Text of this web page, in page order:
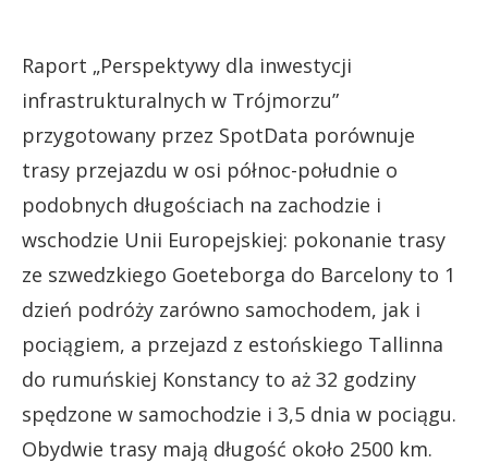
Raport „Perspektywy dla inwestycji
infrastrukturalnych w Trójmorzu”
przygotowany przez SpotData porównuje
trasy przejazdu w osi północ-południe o
podobnych długościach na zachodzie i
wschodzie Unii Europejskiej: pokonanie trasy
ze szwedzkiego Goeteborga do Barcelony to 1
dzień podróży zarówno samochodem, jak i
pociągiem, a przejazd z estońskiego Tallinna
do rumuńskiej Konstancy to aż 32 godziny
spędzone w samochodzie i 3,5 dnia w pociągu.
Obydwie trasy mają długość około 2500 km.